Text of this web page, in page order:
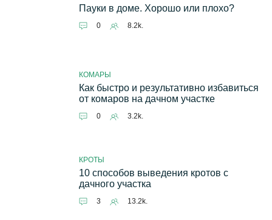
Пауки в доме. Хорошо или плохо?
0 8.2k.
КОМАРЫ
Как быстро и результативно избавиться
от комаров на дачном участке
0 3.2k.
КРОТЫ
10 способов выведения кротов с
дачного участка
3 13.2k.